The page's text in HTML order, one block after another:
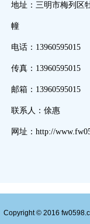
地址：三明市梅列区
幢
电话：13960595015
传真：13960595015
邮箱：13960595015
联系人：俆惠
网址：http://
Copyright © 2016